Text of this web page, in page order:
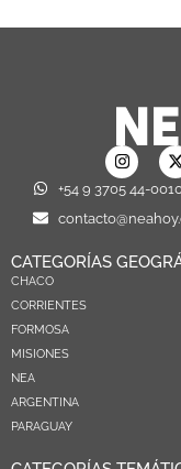
+54 9 3705 44-
CATEGORÍAS
CHACO
CORRIENTES
FORMOSA
MISIONES
NEA
ARGENTINA
PARAGUAY